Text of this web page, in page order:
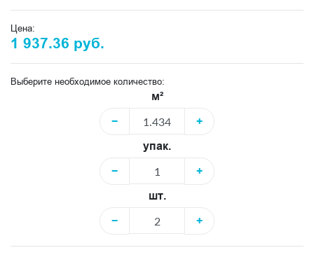
Цена:
1 937.36 руб.
Выберите необходимое количество:
м²
−
+
упак.
−
+
шт.
−
+